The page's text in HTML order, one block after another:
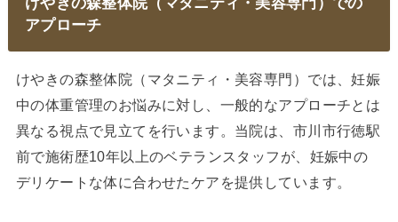
アプローチ
けやきの森整体院（マタニティ・美容専門）では、妊娠
中の体重管理のお悩みに対し、一般的なアプローチとは
異なる視点で見立てを行います。当院は、市川市行徳駅
前で施術歴10年以上のベテランスタッフが、妊娠中の
デリケートな体に合わせたケアを提供しています。